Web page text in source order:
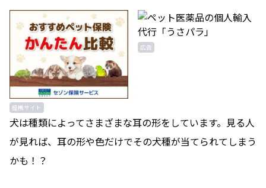
提携サイト
広告
犬は種類によってさまざまな耳の形をしています。見る人
が見れば、耳の形や色だけでその犬種が当てられてしまう
かも！？